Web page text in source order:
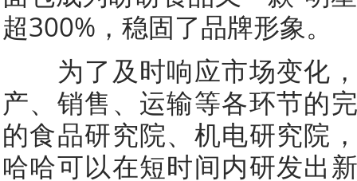
超300%，稳固了品牌形象。
为了及时响应市场变化，
产、销售、运输等各环节的
的食品研究院、机电研究院
哈哈可以在短时间内研发出